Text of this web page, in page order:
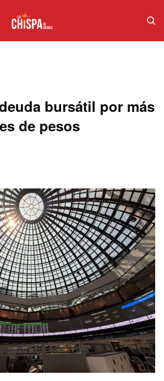
bursátil por más
de pesos